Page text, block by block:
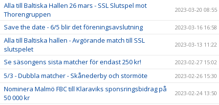
Alla till Baltiska Hallen 26 mars - SSL Slutspel mot
Thorengruppen
2023-03-20 08:55
Save the date - 6/5 blir det föreningsavslutning 2023-03-16 16:58
Alla till Baltiska hallen - Avgörande match till SSL
slutspelet
2023-03-13 11:22
Se säsongens sista matcher för endast 250 kr! 2023-02-27 15:02
5/3 - Dubbla matcher - Skånederby och stormöte 2023-02-26 15:30
Nominera Malmö FBC till Klaraviks sponsringsbidrag på
50 000 kr
2023-02-24 13:50